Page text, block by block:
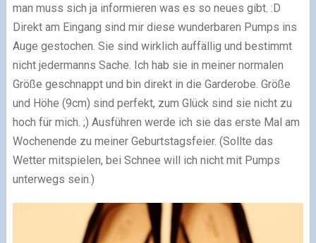
man muss sich ja informieren was es so neues gibt. :D
Direkt am Eingang sind mir diese wunderbaren Pumps ins
Auge gestochen. Sie sind wirklich auffällig und bestimmt
nicht jedermanns Sache. Ich hab sie in meiner normalen
Größe geschnappt und bin direkt in die Garderobe. Größe
und Höhe (9cm) sind perfekt, zum Glück sind sie nicht zu
hoch für mich. ;) Ausführen werde ich sie das erste Mal am
Wochenende zu meiner Geburtstagsfeier. (Sollte das
Wetter mitspielen, bei Schnee will ich nicht mit Pumps
unterwegs sein.)